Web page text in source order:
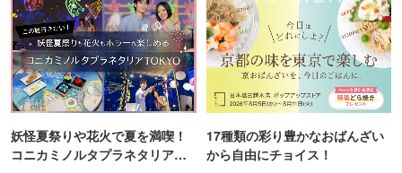
妖怪夏祭りや花火で夏を満喫！
コニカミノルタプラネタリア
17種類の彩り豊かなおばんざい
から自由にチョイス！